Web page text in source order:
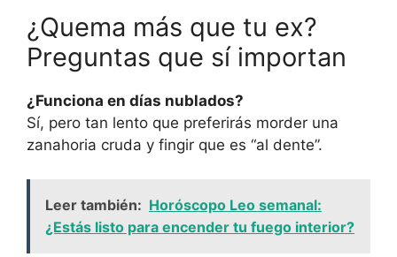
¿Quema más que tu ex?
Preguntas que sí importan
¿Funciona en días nublados?
Sí, pero tan lento que preferirás morder una
zanahoria cruda y fingir que es “al dente”.
Leer también: Horóscopo Leo semanal:
¿Estás listo para encender tu fuego interior?